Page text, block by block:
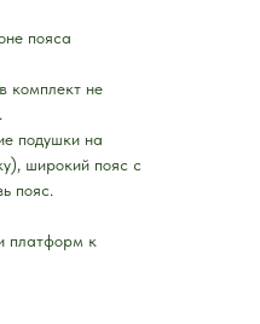
пояса
комплект не
подушки на
широкий пояс с
пояс.
платформ к